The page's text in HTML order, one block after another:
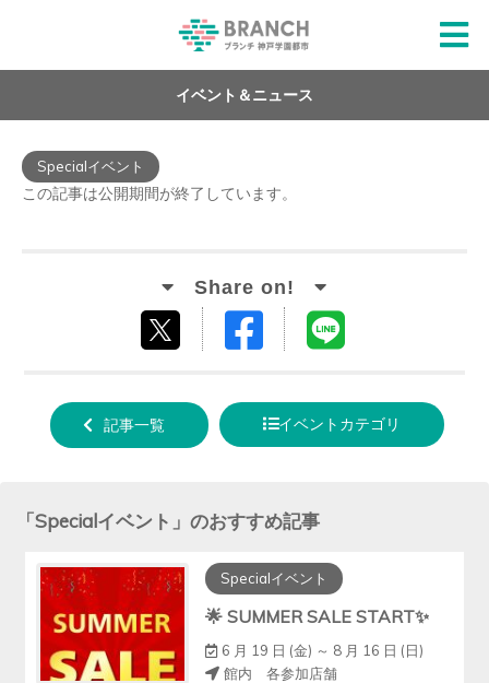
イベント＆ニュース
Specialイベント
この記事は公開期間が終了しています。
する
Facebook
る
記事一覧 イベントカテゴリ
「Specialイベント 」のおすすめ記事
Specialイベント
🌟 SUMMER SALE START✨
6 月 19 日 (金) ～ 8 月 16 日 (日)
館内 各参加店舗